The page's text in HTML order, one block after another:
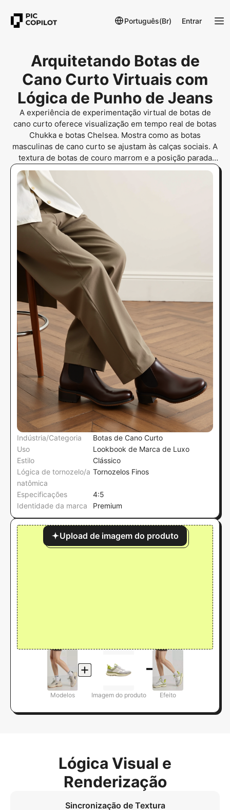
Português(Br) Entrar
Arquitetando Botas de
Cano Curto Virtuais com
Lógica de Punho de Jeans
A experiência de experimentação virtual de botas de
cano curto oferece visualização em tempo real de botas
Chukka e botas Chelsea. Mostra como as botas
masculinas de cano curto se ajustam às calças sociais. A
textura de botas de couro marrom e a posição parada
estática em tornozelos finos eliminam o vale estranho. A
imagem é ambientada em um piso de madeira
Indústria/Categoria
Botas de Cano Curto
Uso
Lookbook de Marca de Luxo
Estilo
Clássico
Lógica de tornozelo/a
natômica
Tornozelos Finos
Especificações
4:5
Identidade da marca
Premium
Upload de imagem do produto
Modelos Imagem do produto Efeito
Lógica Visual e
Renderização
Sincronização de Textura